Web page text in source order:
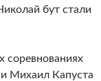
бут стали
соревнованиях
Михаил Капуста